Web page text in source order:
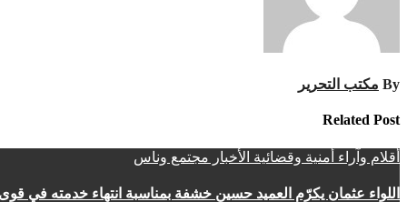
By مكتب التحرير
Related Post
أقلام وآراء أمنية وقضائية الأخبار مجتمع وناس
اللواء عثمان يكرّم العميد حسين خشفة بمناسبة انتهاء خدمته في قوى